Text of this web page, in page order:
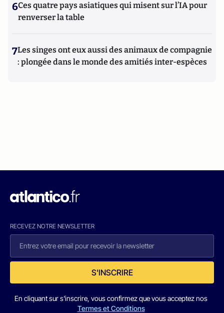
6Ces quatre pays asiatiques qui misent sur l’IA pour
renverser la table
7Les singes ont eux aussi des animaux de compagnie
: plongée dans le monde des amitiés inter-espèces
RECEVEZ NOTRE NEWSLETTER
S'INSCRIRE
En cliquant sur s'inscrire, vous confirmez que vous acceptez nos
Termes et Conditions